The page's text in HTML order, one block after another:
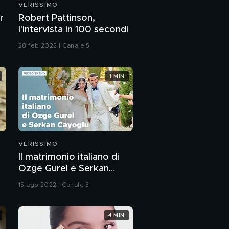
esperienza ad Amici"
Carola e Luigi ad
"Amici"
Carola: "Io e Luigi"
Verissimo
compleanno per
festeggiare la vita
VERISSIMO
Robert Pattinson,
l'intervista in 100 secondi
28 feb 2022 | Canale 5
VERISSIMO
Il matrimonio italiano di
Ozge Gurel e Serkan
15 ago 2022 | Canale 5
1 MIN
4 MIN